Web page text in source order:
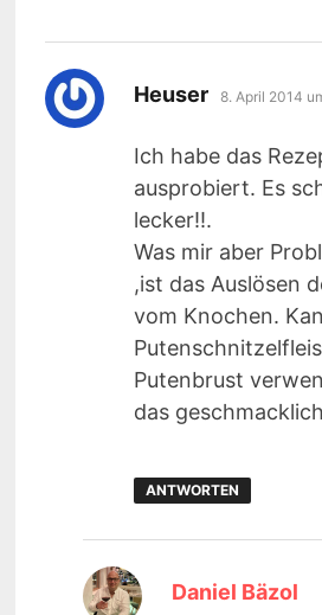
Heuser sagt:
8. April 2014
Ich habe das
ausprobiert. Es
lecker!!.
Was mir aber
,ist das Auslösen
vom Knochen.
Putenbrust
das
ANTWORTEN
Daniel Bäzol